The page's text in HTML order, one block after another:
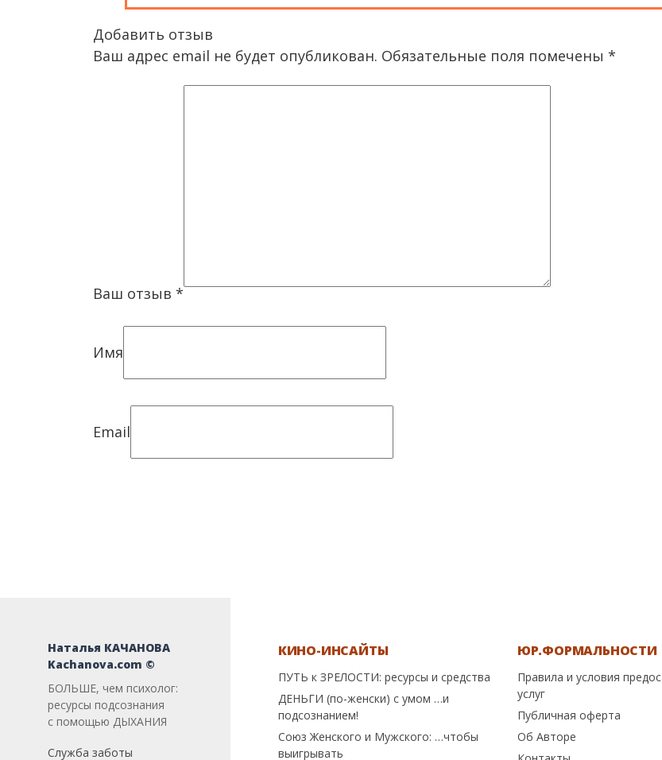
Добавить отзыв
Ваш адрес email не будет опубликован. Обязательные поля помечены *
Ваш отзыв *
Имя
Email
Наталья КАЧАНОВА
Kachanova.com ©
БОЛЬШЕ, чем психолог:
ресурсы подсознания
с помощью ДЫХАНИЯ
Служба заботы
КИНО-ИНСАЙТЫ
ПУТЬ к ЗРЕЛОСТИ: ресурсы и средства
ДЕНЬГИ (по-женски) с умом …и
подсознанием!
Союз Женского и Мужского: …чтобы
выигрывать
ЮР.ФОРМАЛЬНОСТИ
Правила и условия
услуг
Публичная оферта
Об Авторе